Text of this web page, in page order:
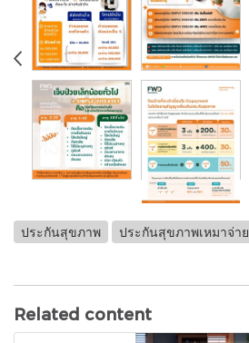
ประกันสุขภาพ ประกันสุขภาพเหมาจ่าย
Related content